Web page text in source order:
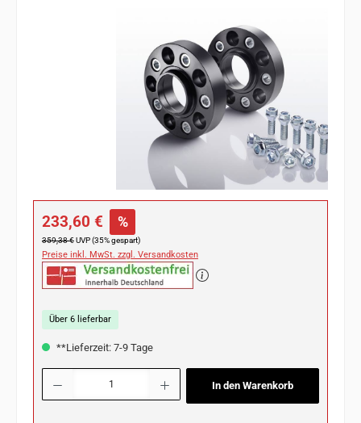
Verkaufspreis:
233,60 € %
Regulärer Preis:
359,38 €UVP (35% gespart)
Preise inkl. MwSt. zzgl. Versandkosten
Über 6 lieferbar
**Lieferzeit: 7-9 Tage
Produkt Anzahl: Gib den gewünschten Wert ein oder benutze die Schaltflächen
In den Warenkorb